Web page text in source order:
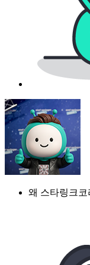
왜 스타링크